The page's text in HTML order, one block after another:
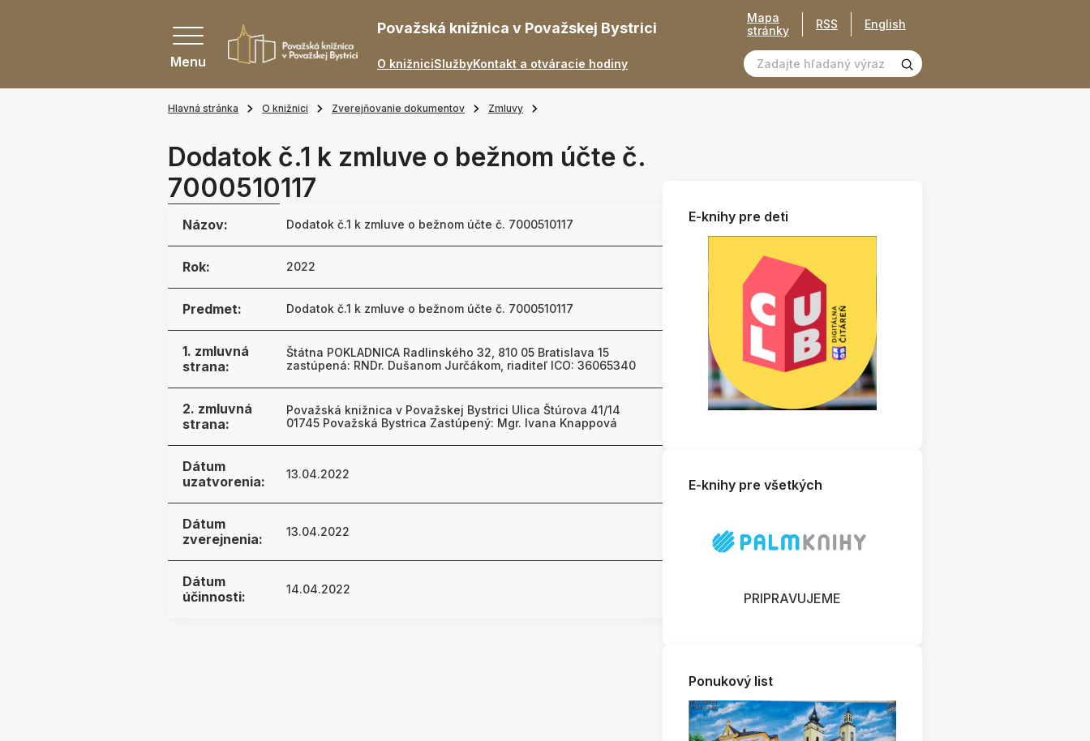
Menu
Považská knižnica v Považskej Bystrici
O knižniciSlužbyKontakt a otváracie hodiny
Mapa
stránky
RSS English
Hlavná stránka O knižnici Zverejňovanie dokumentov Zmluvy
Dodatok č.1 k zmluve o bežnom účte č.
7000510117
Názov: Dodatok č.1 k zmluve o bežnom účte č. 7000510117
Rok: 2022
Predmet: Dodatok č.1 k zmluve o bežnom účte č. 7000510117
1. zmluvná
strana:
Štátna POKLADNICA Radlinského 32, 810 05 Bratislava 15
zastúpená: RNDr. Dušanom Jurčákom, riaditeľ ICO: 36065340
2. zmluvná
strana:
Považská knižnica v Považskej Bystrici Ulica Štúrova 41/14
01745 Považská Bystrica Zastúpený: Mgr. Ivana Knappová
Dátum
uzatvorenia:
13.04.2022
Dátum
zverejnenia:
13.04.2022
Dátum
účinnosti:
14.04.2022
E-knihy pre deti
E-knihy pre všetkých
PRIPRAVUJEME
Ponukový list